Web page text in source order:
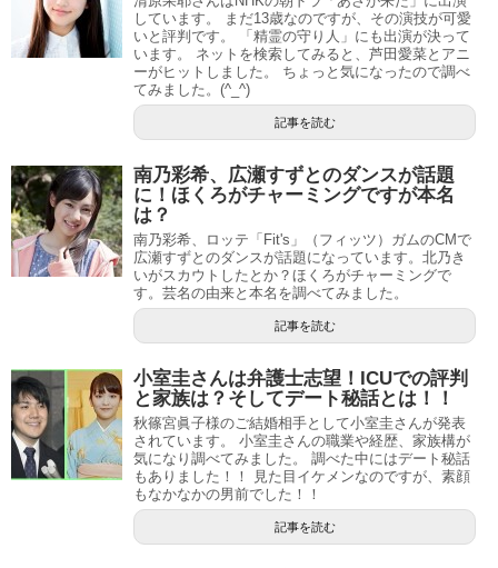
しています。 まだ13歳なのですが、その演技が可愛
いと評判です。 「精霊の守り人」にも出演が決って
います。 ネットを検索してみると、芦田愛菜とアニ
ーがヒットしました。 ちょっと気になったので調べ
てみました。(^_^)
記事を読む
南乃彩希、広瀬すずとのダンスが話題
に！ほくろがチャーミングですが本名
は？
南乃彩希、ロッテ「Fit's」（フィッツ）ガムのCMで
広瀬すずとのダンスが話題になっています。北乃き
いがスカウトしたとか？ほくろがチャーミングで
す。芸名の由来と本名を調べてみました。
記事を読む
小室圭さんは弁護士志望！ICUでの評判
と家族は？そしてデート秘話とは！！
秋篠宮眞子様のご結婚相手として小室圭さんが発表
されています。 小室圭さんの職業や経歴、家族構が
気になり調べてみました。 調べた中にはデート秘話
もありました！！ 見た目イケメンなのですが、素顔
もなかなかの男前でした！！
記事を読む